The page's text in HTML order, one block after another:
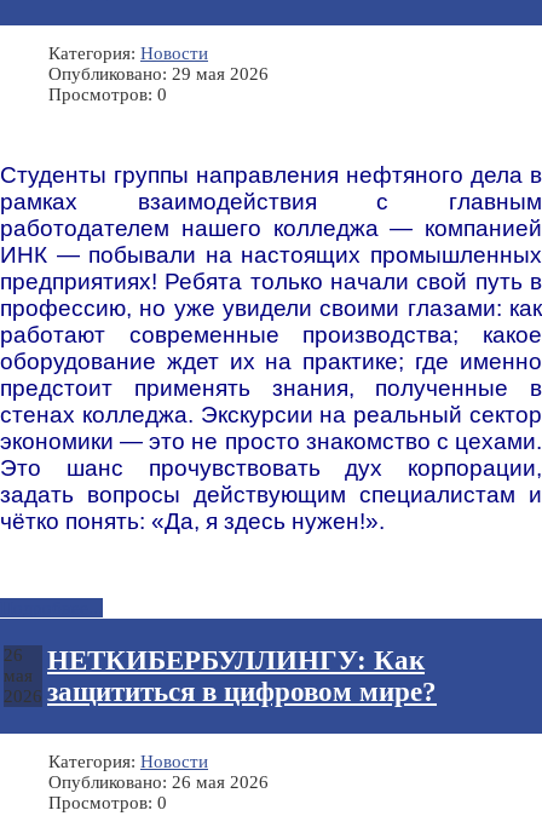
Категория: Новости
Опубликовано: 29 мая 2026
Просмотров: 0
Студенты группы направления нефтяного дела в
рамках взаимодействия с главным
работодателем нашего колледжа — компанией
ИНК — побывали на настоящих промышленных
предприятиях! Ребята только начали свой путь в
профессию, но уже увидели своими глазами: как
работают современные производства; какое
оборудование ждет их на практике; где именно
предстоит применять знания, полученные в
стенах колледжа. Экскурсии на реальный сектор
экономики — это не просто знакомство с цехами.
Это шанс прочувствовать дух корпорации,
задать вопросы действующим специалистам и
чётко понять: «Да, я здесь нужен!».
26
мая
2026
НЕТКИБЕРБУЛЛИНГУ: Как
защититься в цифровом мире?
Категория: Новости
Опубликовано: 26 мая 2026
Просмотров: 0